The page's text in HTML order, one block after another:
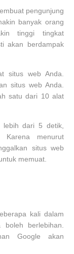
pengunjung
banyak orang
tinggi tingkat
akan berdampak
situs web Anda.
situs web Anda.
satu dari 10 alat
lebih dari 5 detik,
Karena menurut
situs web
memuat.
kali dalam
berlebihan.
Google akan